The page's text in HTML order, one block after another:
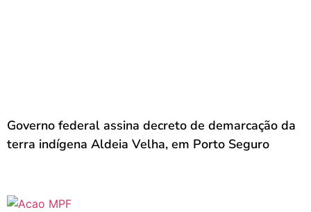
Governo federal assina decreto de demarcação da
terra indígena Aldeia Velha, em Porto Seguro